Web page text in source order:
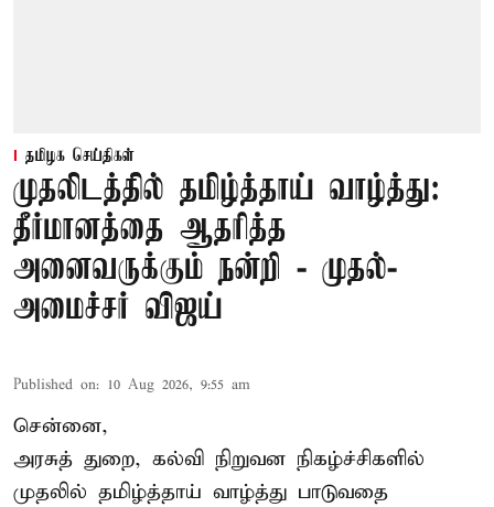
தமிழக செய்திகள்
முதலிடத்தில் தமிழ்த்தாய் வாழ்த்து:
தீர்மானத்தை ஆதரித்த
அனைவருக்கும் நன்றி - முதல்-
அமைச்சர் விஜய்
Published on: 10 Aug 2026, 9:55 am
சென்னை,
அரசுத் துறை, கல்வி நிறுவன நிகழ்ச்சிகளில்
முதலில் தமிழ்த்தாய் வாழ்த்து பாடுவதை